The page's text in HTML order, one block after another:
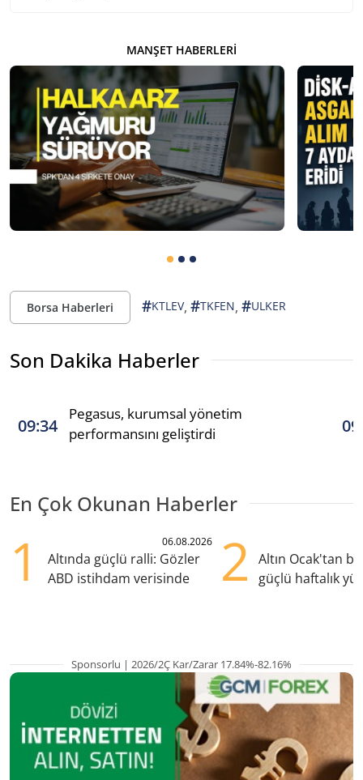
MANŞET HABERLERI
Borsa Haberleri #KTLEV, #TKFEN, #ULKER
Son Dakika Haberler
09:34
Pegasus, kurumsal yönetim
performansını geliştirdi
En Çok Okunan Haberler
1 06.08.2026
Altında güçlü ralli: Gözler
ABD istihdam verisinde
2
Altın Ocak'tan
güçlü haftalık
Sponsorlu | 2026/2Ç Kar/Zarar 17.84%-82.16%